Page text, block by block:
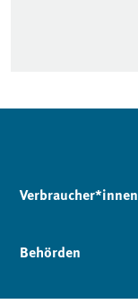
Verbraucher*innen
Behörden